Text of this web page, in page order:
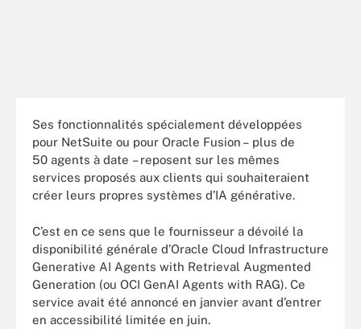
Ses fonctionnalités spécialement développées
pour NetSuite ou pour Oracle Fusion – plus de
50 agents à date – reposent sur les mêmes
services proposés aux clients qui souhaiteraient
créer leurs propres systèmes d’IA générative.
C’est en ce sens que le fournisseur a dévoilé la
disponibilité générale d’Oracle Cloud Infrastructure
Generative AI Agents with Retrieval Augmented
Generation (ou OCI GenAI Agents with RAG). Ce
service avait été annoncé en janvier avant d’entrer
en accessibilité limitée en juin.